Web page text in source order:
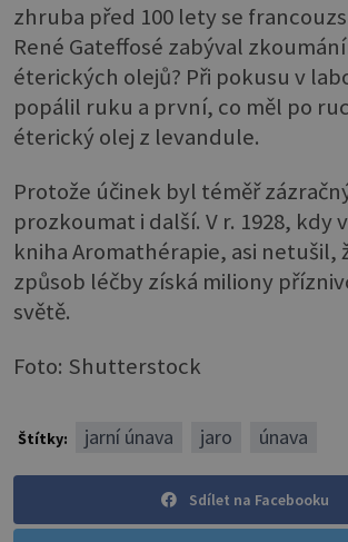
zhruba před 100 lety se
René Gateffosé zabýval
éterických olejů? Při pokusu v
popálil ruku a první, co měl po
éterický olej z levandule.
Protože účinek byl téměř
prozkoumat i další. V r. 1928, kdy
kniha Aromathérapie, asi netušil,
způsob léčby získá miliony
světě.
Foto: Shutterstock
Štítky: jarní únava jaro únava
Sdílet na Facebooku